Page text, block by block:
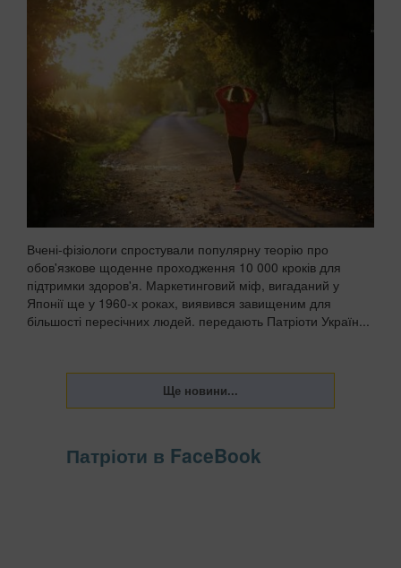
Вчені-фізіологи спростували популярну теорію про
обов'язкове щоденне проходження 10 000 кроків для
підтримки здоров'я. Маркетинговий міф, вигаданий у
Японії ще у 1960-х роках, виявився завищеним для
більшості пересічних людей. передають Патріоти Україн...
Патріоти в FaceBook